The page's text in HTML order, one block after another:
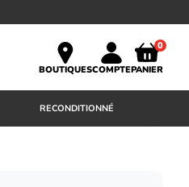
BOUTIQUESCOMPTE
0
PANIER
RECONDITIONNÉ